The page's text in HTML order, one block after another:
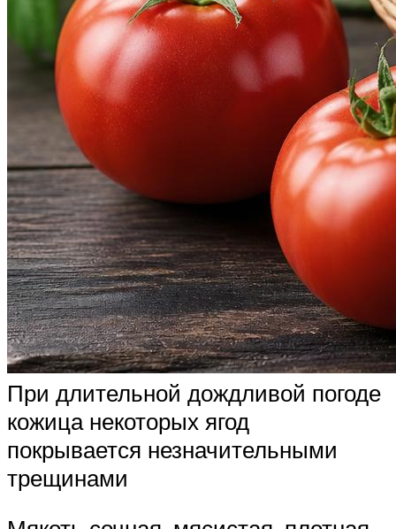
При длительной дождливой погоде
кожица некоторых ягод
покрывается незначительными
трещинами